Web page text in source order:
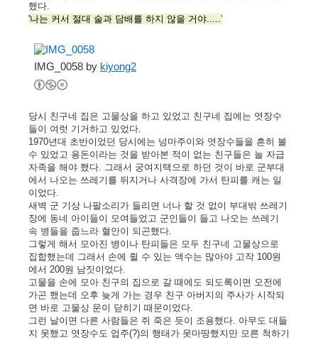
했다.
'나는 커서 절대 술과 담배를 하지 않을 거야.....'
IMG_0058 by kiyong2
당시 친구네 집은 고물상을 하고 있었고 친구네 집에는 엿장수
들이 여럿 기거하고 있었다.
1970년대 초반이었던 당시에는 넝마주이와 엿장수들을 흔히 볼
수 있었고 용돈이라는 것을 받아본 적이 없는 친구들은 늘 자급
자족을 해야 했다. 그래서 궁여지택으로 하던 것이 바로 군부대
에서 나오는 쓰레기를 뒤지거나 사격장에 가서 탄피를 캐는 일
이었다.
새벽 군 기상 나팔소리가 들리면 너나 할 것 없이 부대밖 쓰레기
장에 동네 아이들이 모여들었고 군인들이 들고 나오는 쓰레기
속 병들을 줍느라 혈안이 되곤했다.
그렇게 해서 모아진 병이나 탄피들은 모두 친구네 고물상으로
집합했는데 그래서 손에 쥘 수 있는 액수는 많아야 고작 100원
에서 200원 남짓이었다.
고물을 손에 모아 친구의 집으로 갈 때에도 되도록이면 오전에
가곤 했는데 오후 늦게 가는 경우 친구 아버지의 주사가 시작되
면 바로 고물상 문이 닫히기 때문이었다.
그런 날이면 다른 사람들은 쥐 죽은 듯이 조용했다. 아무도 대들
지 못했고 엿장수도 업주(?)의 행태가 못마땅했지만 모른 척하기